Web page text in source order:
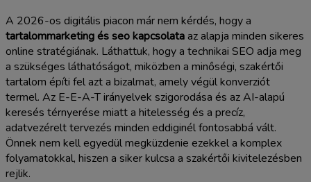
A 2026-os digitális piacon már nem kérdés, hogy a
tartalommarketing és seo kapcsolataaz alapja minden sikeres
online stratégiának. Láthattuk, hogy a technikai SEO adja meg
a szükséges láthatóságot, miközben a minőségi, szakértői
tartalom építi fel azt a bizalmat, amely végül konverziót
termel. Az E-E-A-T irányelvek szigorodása és az AI-alapú
keresés térnyerése miatt a hitelesség és a precíz,
adatvezérelt tervezés minden eddiginél fontosabbá vált.
Önnek nem kell egyedül megküzdenie ezekkel a komplex
folyamatokkal, hiszen a siker kulcsa a szakértői kivitelezésben
rejlik.